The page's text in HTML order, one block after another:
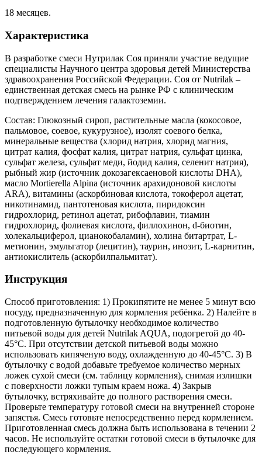
18 месяцев.
Характеристика
В разработке смеси Нутрилак Соя приняли участие ведущие
специалисты Научного центра здоровья детей Министерства
здравоохранения Российской Федерации. Соя от Nutrilak –
единственная детская смесь на рынке РФ с клиническим
подтверждением лечения галактоземии.
Состав: Глюкозный сироп, растительные масла (кокосовое,
пальмовое, соевое, кукурузное), изолят соевого белка,
минеральные вещества (хлорид натрия, хлорид магния,
цитрат калия, фосфат калия, цитрат натрия, сульфат цинка,
сульфат железа, сульфат меди, йодид калия, селенит натрия),
рыбный жир (источник докозагексаеновой кислоты DHA),
масло Mortierella Alpina (источник арахидоновой кислоты
ARA), витамины (аскорбиновая кислота, токоферол ацетат,
никотинамид, пантотеновая кислота, пиридоксин
гидрохлорид, ретинол ацетат, рибофлавин, тиамин
гидрохлорид, фолиевая кислота, филлохинон, d-биотин,
холекальциферол, цианокобаламин), холина битартрат, L-
метионин, эмульгатор (лецитин), таурин, инозит, L-карнитин,
антиокислитель (аскорбилпальмитат).
Инструкция
Способ приготовления: 1) Прокипятите не менее 5 минут всю
посуду, предназначенную для кормления ребёнка. 2) Налейте в
подготовленную бутылочку необходимое количество
питьевой воды для детей Nutrilak AQUA, подогретой до 40-
45°С. При отсутствии детской питьевой воды можно
использовать кипяченую воду, охлажденную до 40-45°С. 3) В
бутылочку с водой добавьте требуемое количество мерных
ложек сухой смеси (см. таблицу кормления), снимая излишки
с поверхности ложки тупым краем ножа. 4) Закрыв
бутылочку, встряхивайте до полного растворения смеси.
Проверьте температуру готовой смеси на внутренней стороне
запястья. Смесь готовьте непосредственно перед кормлением.
Приготовленная смесь должна быть использована в течении 2
часов. Не используйте остатки готовой смеси в бутылочке для
последующего кормления.